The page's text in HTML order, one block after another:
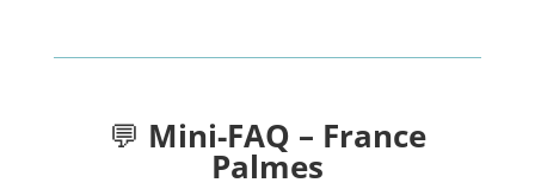
💬 Mini-FAQ – France
Palmes